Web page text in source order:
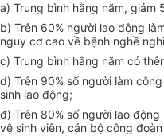
a) Trung bình hằng năm, giảm
b) Trên 60% người lao động
nguy cơ cao về bệnh nghề
c) Trung bình hằng năm có
d) Trên 90% số người làm
sinh lao động;
đ) Trên 80% số người lao
vệ sinh viên, cán bộ công